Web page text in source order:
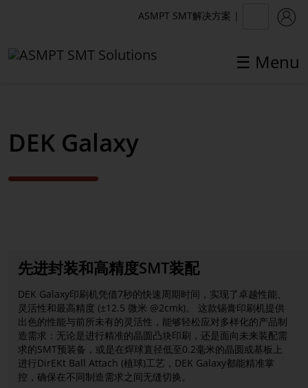
☰ Menu
ASMPT SMT解决方案 |
印刷解决方案
DEK生产能力解决方案
翻新设备
DEK Galaxy
先进封装和高精度SMT装配
DEK Galaxy印刷机凭借7秒的快速周期时间，实现了卓越性能、
灵活性和最高精度 (±12.5 微米 @2cmk)。 这款锡膏印刷机提供
出色的性能与前所未有的灵活性，能够轻松应对多样化的产品制
造需求：无论是进行精准的晶圆凸块印刷，还是面向未来装配需
求的SMT预装备，或是在焊球直径低至0.2毫米的晶圆或基板上
进行DirEKt Ball Attach (植球)工艺，DEK Galaxy都能精准掌
控，确保在不同制造需求之间无缝切换。